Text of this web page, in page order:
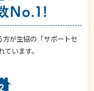
が生協の「サポートセ
います。